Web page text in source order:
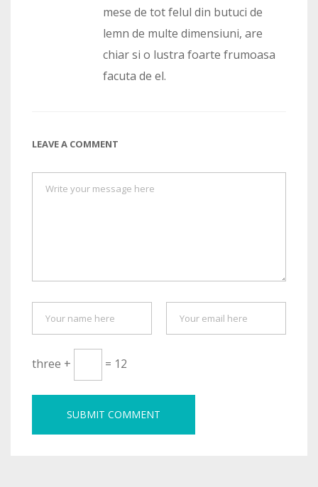
mese de tot felul din butuci de
lemn de multe dimensiuni, are
chiar si o lustra foarte frumoasa
facuta de el.
LEAVE A COMMENT
three + = 12